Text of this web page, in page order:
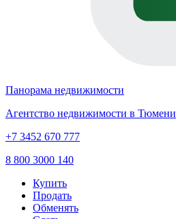
Панорама недвижимости
Агентство недвижимости в Тюмени
+7 3452 670 777
8 800 3000 140
Купить
Продать
Обменять